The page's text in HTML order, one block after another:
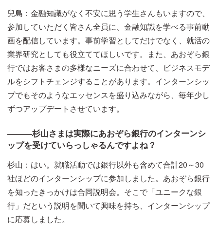
兒島：金融知識がなく不安に思う学生さんもいますので、
参加していただく皆さん全員に、金融知識を学べる事前動
画を配信しています。事前学習としてだけでなく、就活の
業界研究としても役立ててほしいです。また、あおぞら銀
行ではお客さまの多様なニーズに合わせて、ビジネスモデ
ルをシフトチェンジすることがあります。インターンシッ
プでもそのようなエッセンスを盛り込みながら、毎年少し
ずつアップデートさせています。
―――杉山さまは実際にあおぞら銀行のインターンシ
ップを受けていらっしゃるんですよね？
杉山：はい。就職活動では銀行以外も含めて合計20～30
社ほどのインターンシップに参加しました。あおぞら銀行
を知ったきっかけは合同説明会。そこで「ユニークな銀
行」だという説明を聞いて興味を持ち、インターンシップ
に応募しました。